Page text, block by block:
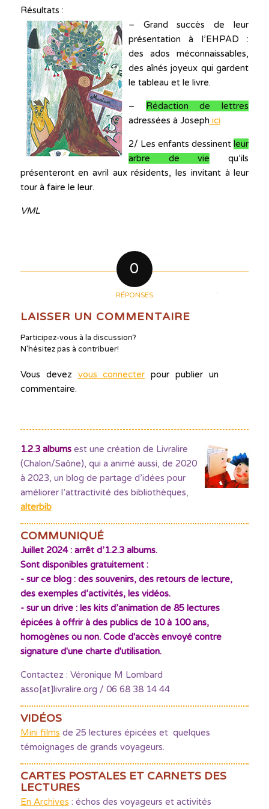
Résultats :
– Grand succès de leur
présentation à l’EHPAD :
des ados méconnaissables,
des aînés joyeux qui gardent
le tableau et le livre.
– Rédaction de lettres
adressées à Joseph ici
2/ Les enfants dessinentleur
arbre de vie qu’ils
présenteront en avril aux résidents, les invitant à leur
tour à faire le leur.
VML
0
RÉPONSES
LAISSER UN COMMENTAIRE
Participez-vous à la discussion?
N'hésitez pas à contribuer!
Vous devez vous connecter pour publier un
commentaire.
1.2.3 albumsest une création de Livralire
(Chalon/Saône), qui a animé aussi, de 2020
à 2023, un blog de partage d’idées pour
améliorer l’attractivité des bibliothèques,
alterbib
COMMUNIQUÉ
Juillet 2024 : arrêt d’1.2.3 albums.
Sont disponibles gratuitement :
- sur ce blog : des souvenirs, des retours de lecture,
des exemples d’activités, les vidéos.
- sur un drive : les kits d’animation de 85 lectures
épicées à offrir à des publics de 10 à 100 ans,
homogènes ou non. Code d'accès envoyé contre
signature d'une charte d'utilisation.
Contactez : Véronique M Lombard
asso[at]livralire.org / 06 68 38 14 44
VIDÉOS
Mini films de 25 lectures épicées et quelques
témoignages de grands voyageurs.
CARTES POSTALES ET CARNETS DES
LECTURES
En Archives : échos des voyageurs et activités